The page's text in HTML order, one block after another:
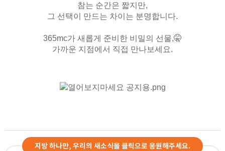
참는 순간은 짧지만,
그 선택이 만드는 차이는 분명합니다.
365mc가 새롭게 준비한 비밀의 선물,🤫
가까운 지점에서 직접 만나보세요.
지방 하나만, 우리의 새소식을 클릭으로 응원해주세요.